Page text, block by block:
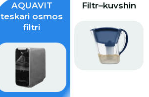
AQUAVIT
teskari osmos
filtri
Filtr–kuvshin